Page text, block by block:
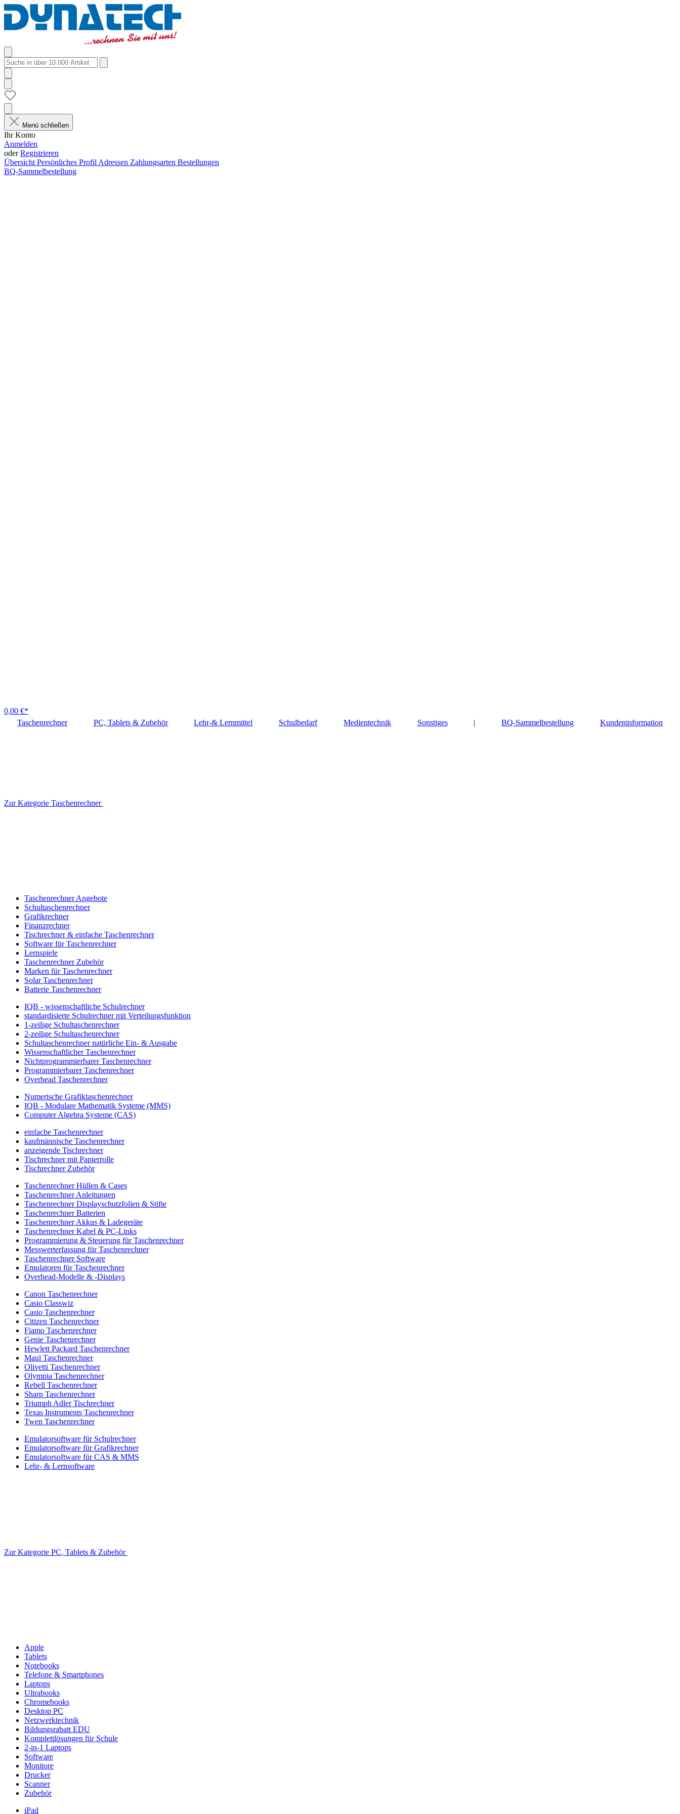
Menü schließen
Ihr Konto
Anmelden
oderRegistrieren
Übersicht Persönliches Profil Adressen Zahlungsarten Bestellungen
BQ-Sammelbestellung
0,00 €*
Taschenrechner
PC, Tablets & Zubehör Lehr-& Lernmittel Schulbedarf Medientechnik Sonstiges | BQ-Sammelbestellung Kundeninformation
Zur Kategorie Taschenrechner
Taschenrechner Angebote
Schultaschenrechner
Grafikrechner
Finanzrechner
Tischrechner & einfache Taschenrechner
Software für Taschenrechner
Lernspiele
Taschenrechner Zubehör
Marken für Taschenrechner
Solar Taschenrechner
Batterie Taschenrechner
IQB - wissenschaftliche Schulrechner
standardisierte Schulrechner mit Verteilungsfunktion
1-zeilige Schultaschenrechner
2-zeilige Schultaschenrechner
Schultaschenrechner natürliche Ein- & Ausgabe
Wissenschaftlicher Taschenrechner
Nichtprogrammierbarer Taschenrechner
Programmierbarer Taschenrechner
Overhead Taschenrechner
Numerische Grafiktaschenrechner
IQB - Modulare Mathematik Systeme (MMS)
Computer Algebra Systeme (CAS)
einfache Taschenrechner
kaufmännische Taschenrechner
anzeigende Tischrechner
Tischrechner mit Papierrolle
Tischrechner Zubehör
Taschenrechner Hüllen & Cases
Taschenrechner Anleitungen
Taschenrechner Displayschutzfolien & Stifte
Taschenrechner Batterien
Taschenrechner Akkus & Ladegeräte
Taschenrechner Kabel & PC-Links
Programmierung & Steuerung für Taschenrechner
Messwerterfassung für Taschenrechner
Taschenrechner Software
Emulatoren für Taschenrechner
Overhead-Modelle & -Displays
Canon Taschenrechner
Casio Classwiz
Casio Taschenrechner
Citizen Taschenrechner
Fiamo Taschenrechner
Genie Taschenrechner
Hewlett Packard Taschenrechner
Maul Taschenrechner
Olivetti Taschenrechner
Olympia Taschenrechner
Rebell Taschenrechner
Sharp Taschenrechner
Triumph Adler Tischrechner
Texas Instruments Taschenrechner
Twen Taschenrechner
Emulatorsoftware für Schulrechner
Emulatorsoftware für Grafikrechner
Emulatorsoftware für CAS & MMS
Lehr- & Lernsoftware
Zur Kategorie PC, Tablets & Zubehör
Apple
Tablets
Notebooks
Telefone & Smartphones
Laptops
Ultrabooks
Chromebooks
Desktop PC
Netzwerktechnik
Bildungsrabatt EDU
Komplettlösungen für Schule
2-in-1 Laptops
Software
Monitore
Drucker
Scanner
Zubehör
iPad